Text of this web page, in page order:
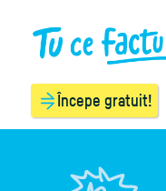
Începe gratuit!